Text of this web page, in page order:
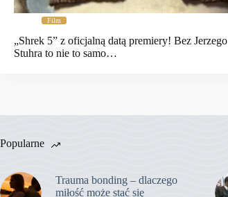
Film
„Shrek 5” z oficjalną datą premiery! Bez Jerzego
Stuhra to nie to samo…
Popularne
Trauma bonding – dlaczego
miłość może stać się